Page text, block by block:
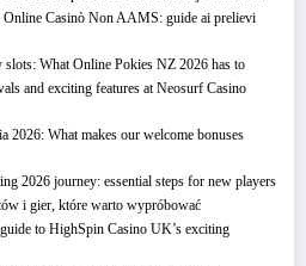
Casinò Non AAMS: guide ai prelievi
slots: What Online Pokies NZ 2026 has to
and exciting features at Neosurf Casino
2026: What makes our welcome bonuses
2026 journey: essential steps for new players
i gier, które warto wypróbować
to HighSpin Casino UK’s exciting